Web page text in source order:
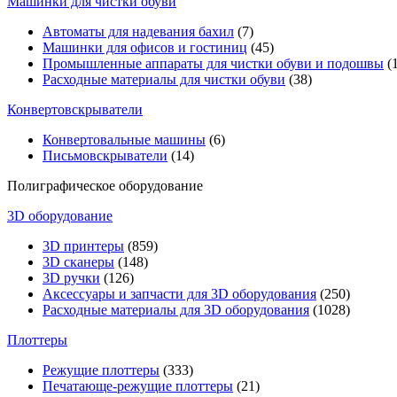
Автоматы для надевания бахил (7)
Машинки для офисов и гостиниц (45)
Промышленные аппараты для чистки обуви и подошвы
Расходные материалы для чистки обуви (38)
Конвертовскрыватели
Конвертовальные машины (6)
Письмовскрыватели (14)
Полиграфическое оборудование
3D оборудование
3D принтеры (859)
3D сканеры (148)
3D ручки (126)
Аксессуары и запчасти для 3D оборудования (250)
Расходные материалы для 3D оборудования (1028)
Плоттеры
Режущие плоттеры (333)
Печатающе-режущие плоттеры (21)